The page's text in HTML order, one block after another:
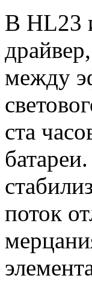
В HL23
между
ста
поток